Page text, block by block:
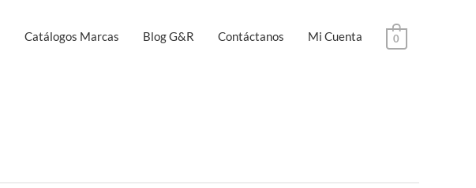
Catálogos Marcas Blog G&R Contáctanos Mi Cuenta 0